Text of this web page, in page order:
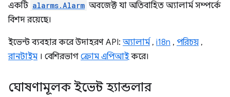
একটি alarms.Alarm অবজেক্ট যা অতিবাহিত অ্যালার্ম সম্পর্কে
বিশদ রয়েছে।
ইভেন্ট ব্যবহার করে উদাহরণ API: অ্যালার্ম , i18n , পরিচয় ,
রানটাইম । বেশিরভাগ ক্রোম এপিআইকরে।
ঘোষণামূলক ইভেন্ট হ্যান্ডলার